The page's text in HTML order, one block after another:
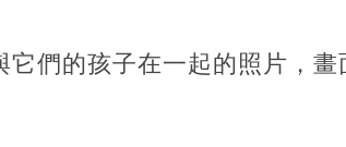
它們的孩子在一起的照片，